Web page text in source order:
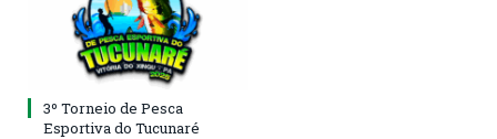
3º Torneio de Pesca
Esportiva do Tucunaré